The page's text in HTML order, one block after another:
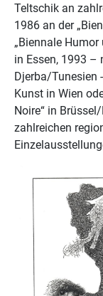
Teltschik an
1986 an der
„Biennale
in Essen, 1993 –
Djerba/Tunesien
Kunst in Wien
Noire“ in
zahlreichen